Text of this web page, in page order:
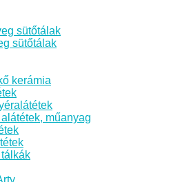
sütőtálak
sütőtálak
kerámia
műanyag